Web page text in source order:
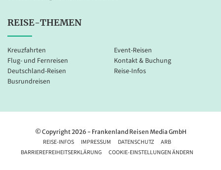
REISE-THEMEN
Kreuzfahrten
Flug- und Fernreisen
Deutschland-Reisen
Busrundreisen
Event-Reisen
Kontakt & Buchung
Reise-Infos
© Copyright 2026 - Frankenland Reisen Media GmbH
REISE-INFOS IMPRESSUM DATENSCHUTZ
ARB
BARRIEREFREIHEITSERKLÄRUNG
COOKIE-EINSTELLUNGEN ÄNDERN